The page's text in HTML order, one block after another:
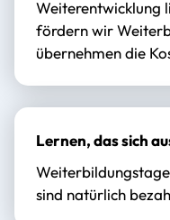
Weiterentwicklung
fördern wir
übernehmen die
Lernen, das sich
sind natürlich